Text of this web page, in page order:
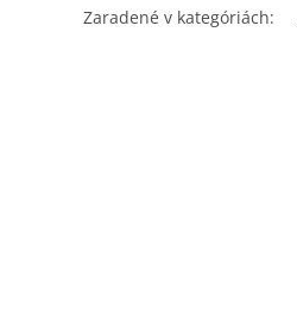
Zaradené v kategóriách: